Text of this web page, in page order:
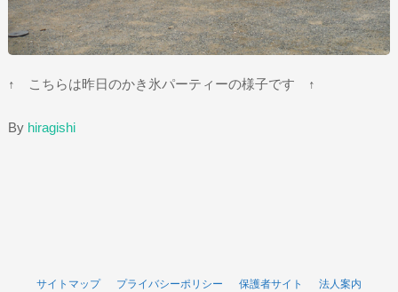
↑ こちらは昨日のかき氷パーティーの様子です ↑
By hiragishi
サイトマップ プライバシーポリシー 保護者サイト 法人案内